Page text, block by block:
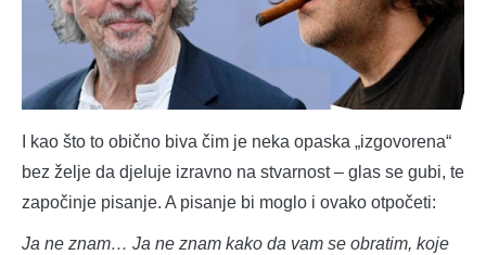
I kao što to obično biva čim je neka opaska „izgovorena“
bez želje da djeluje izravno na stvarnost – glas se gubi, te
započinje pisanje. A pisanje bi moglo i ovako otpočeti:
Ja ne znam… Ja ne znam kako da vam se obratim, koje